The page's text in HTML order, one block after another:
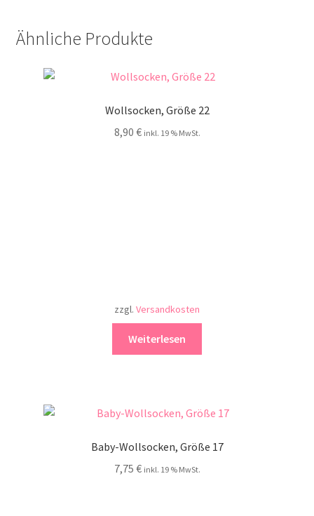
Ähnliche Produkte
Wollsocken, Größe 22
8,90 € inkl. 19 % MwSt.
zzgl. Versandkosten
Weiterlesen
Baby-Wollsocken, Größe 17
7,75 € inkl. 19 % MwSt.